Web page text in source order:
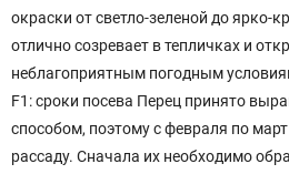
окраски от светло-зеленой до ярко-
отлично созревает в тепличках и
неблагоприятным погодным
F1: сроки посева Перец принято
способом, поэтому с февраля по
рассаду. Сначала их необходимо